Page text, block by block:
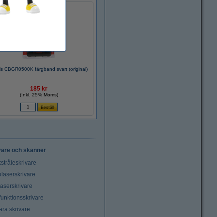
CBGR0500K färgband svart (original)
185 kr
(Inkl. 25% Moms)
och skanner
skrivare